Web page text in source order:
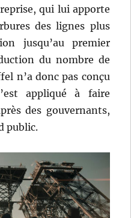
qui lui apporte
des lignes plus
jusqu’au premier
du nombre de
n’a donc pas conçu
appliqué à faire
des gouvernants,
public.